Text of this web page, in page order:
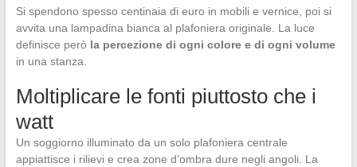
Si spendono spesso centinaia di euro in mobili e vernice, poi si
avvita una lampadina bianca al plafoniera originale. La luce
definisce però la percezione di ogni colore e di ogni volume
in una stanza.
Moltiplicare le fonti piuttosto che i
watt
Un soggiorno illuminato da un solo plafoniera centrale
appiattisce i rilievi e crea zone d’ombra dure negli angoli. La